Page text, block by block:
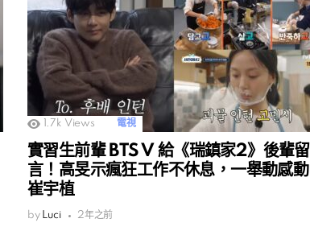
1.7k Views 電視
實習生前輩 BTS V 給《瑞鎮家2》後輩留
言！高旻示瘋狂工作不休息，一舉動感動
崔宇植
by Luci 2年之前